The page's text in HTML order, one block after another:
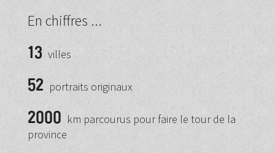
En chiffres ...
13 villes
52 portraits originaux
2000 km parcourus pour faire le tour de la
province